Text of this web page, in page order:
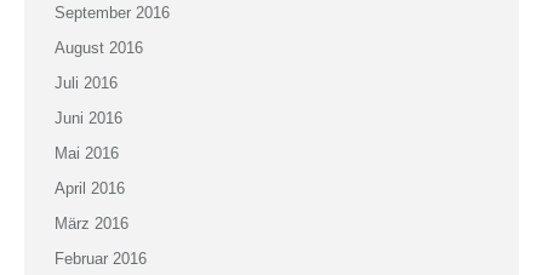
September 2016
August 2016
Juli 2016
Juni 2016
Mai 2016
April 2016
März 2016
Februar 2016